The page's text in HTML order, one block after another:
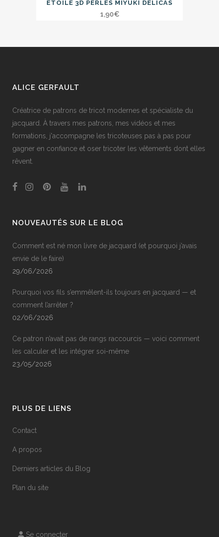
ETOILE 3D PERLES MIYUKI DELICAS
1,90€
ALICE GERFAULT
Créatrice de patrons de tricot modernes et spécialiste du
jacquard. À travers mes patrons, mes vidéos et mes
formations, j'accompagne les tricoteuses pas à pas pour
gagner en confiance et oser tricoter les vêtements dont elles
rêvent.
NOUVEAUTÉS SUR LE BLOG
Comment est né mon livre de jacquard (et pourquoi j’avais
envie de le faire)
29/06/2026
Pourquoi vos fils s’emmêlent-ils toujours en jacquard — et
comment l’arrêter ?
02/06/2026
Ce patron n’avait pas de rangs raccourcis — voici comment
les calculer et les intégrer soi-même
23/05/2026
PLUS DE LIENS
Contact
A propos
Derniers articles du Blog
Plan du site
Se connecter